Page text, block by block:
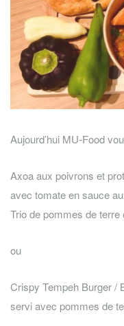
Aujourd’hui MU-Food
Axoa aux poivrons et
avec tomate en sauce
Trio de pommes de terre
ou
Crispy Tempeh Burger /
servi avec pommes de